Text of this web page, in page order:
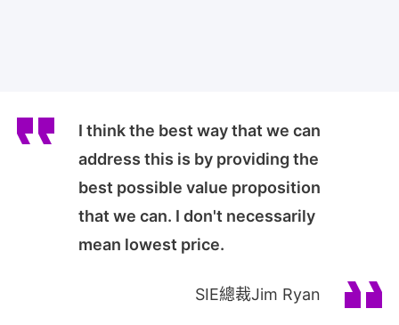
I think the best way that we can
address this is by providing the
best possible value proposition
that we can. I don't necessarily
mean lowest price.
SIE總裁Jim Ryan